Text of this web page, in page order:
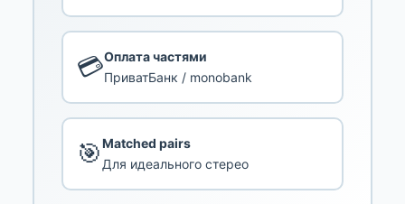
💳Оплата частями
ПриватБанк / monobank
🎯Matched pairs
Для идеального стерео